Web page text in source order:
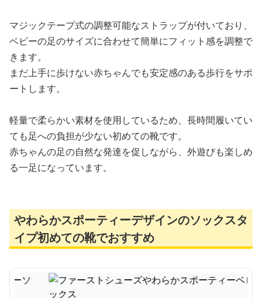
マジックテープ式の調整可能なストラップが付いており、
ベビーの足のサイズに合わせて簡単にフィット感を調整で
きます。
まだ上手に歩けない赤ちゃんでも安定感のある歩行をサポ
ートします。
軽量で柔らかい素材を使用しているため、長時間履いてい
ても足への負担が少ない初めての靴です。
赤ちゃんの足の自然な発達を促しながら、外遊びも楽しめ
る一足になっています。
やわらかスポーティーデザインのソックスタ
イプ初めての靴でおすすめ